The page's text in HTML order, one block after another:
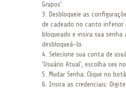
Grupos’.
3. Desbloqueie as
de cadeado no canto inferior
bloqueado e insira sua senha
desbloqueá-lo.
4. Selecione sua conta de
‘Usuário Atual’, escolha seu
5. Mudar Senha: Clique no
6. Insira as credenciais: